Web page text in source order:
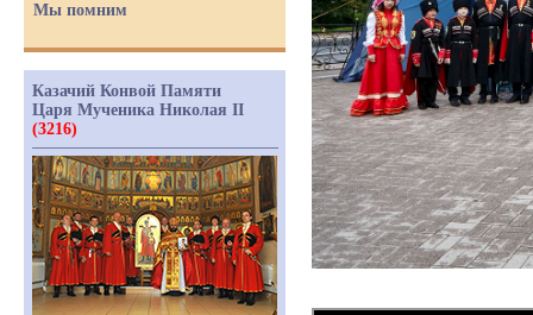
Мы помним
Казачий Конвой Памяти
Царя Мученика Николая II
(3216)